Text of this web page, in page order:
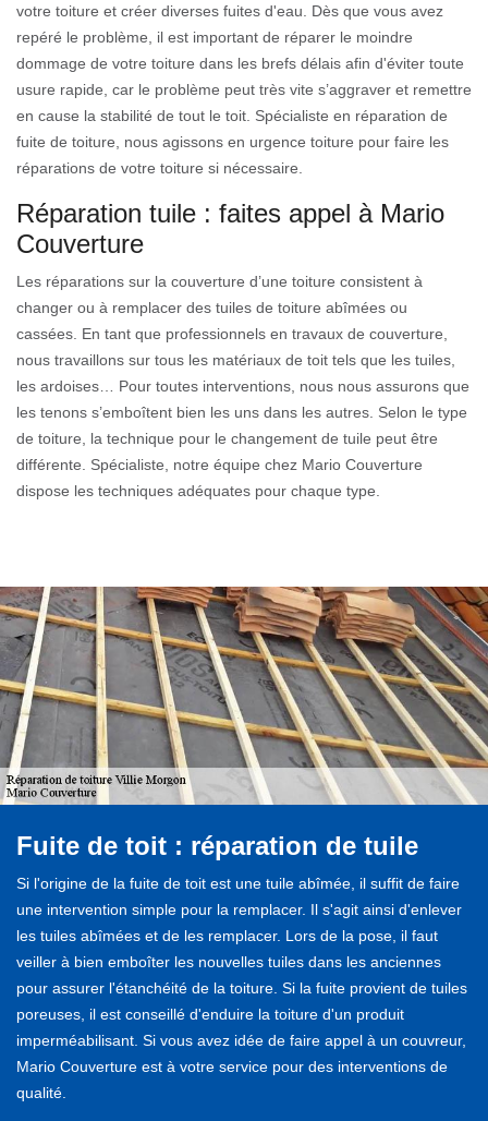
votre toiture et créer diverses fuites d'eau. Dès que vous avez
repéré le problème, il est important de réparer le moindre
dommage de votre toiture dans les brefs délais afin d'éviter toute
usure rapide, car le problème peut très vite s’aggraver et remettre
en cause la stabilité de tout le toit. Spécialiste en réparation de
fuite de toiture, nous agissons en urgence toiture pour faire les
réparations de votre toiture si nécessaire.
Réparation tuile : faites appel à Mario
Couverture
Les réparations sur la couverture d’une toiture consistent à
changer ou à remplacer des tuiles de toiture abîmées ou
cassées. En tant que professionnels en travaux de couverture,
nous travaillons sur tous les matériaux de toit tels que les tuiles,
les ardoises… Pour toutes interventions, nous nous assurons que
les tenons s’emboîtent bien les uns dans les autres. Selon le type
de toiture, la technique pour le changement de tuile peut être
différente. Spécialiste, notre équipe chez Mario Couverture
dispose les techniques adéquates pour chaque type.
Fuite de toit : réparation de tuile
Si l'origine de la fuite de toit est une tuile abîmée, il suffit de faire
une intervention simple pour la remplacer. Il s'agit ainsi d'enlever
les tuiles abîmées et de les remplacer. Lors de la pose, il faut
veiller à bien emboîter les nouvelles tuiles dans les anciennes
pour assurer l'étanchéité de la toiture. Si la fuite provient de tuiles
poreuses, il est conseillé d'enduire la toiture d'un produit
imperméabilisant. Si vous avez idée de faire appel à un couvreur,
Mario Couverture est à votre service pour des interventions de
qualité.